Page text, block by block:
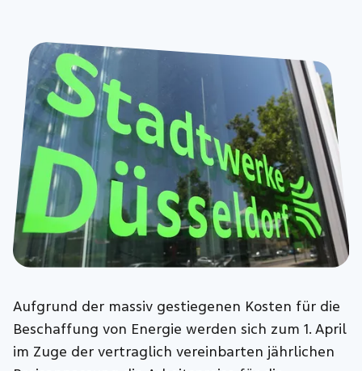
Aufgrund der massiv gestiegenen Kosten für die
Beschaffung von Energie werden sich zum 1. April
im Zuge der vertraglich vereinbarten jährlichen